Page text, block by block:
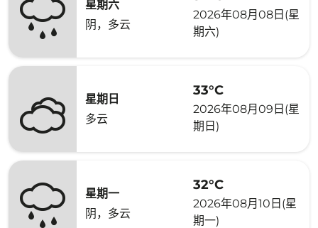
星期六
阴，多云
2026年08月08日(星
期六)
星期日
多云
33°C
2026年08月09日(星
期日)
星期一
阴，多云
32°C
2026年08月10日(星
期一)